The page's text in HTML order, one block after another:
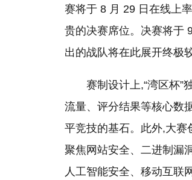
赛将于 8 月 29 日在线上
贵的决赛席位。决赛将于
出的战队将在此展开终极
赛制设计上,“湾区杯”
流量、评分结果等核心数
平竞技的基石。此外,大赛
聚焦网站安全、二进制漏
人工智能安全、移动互联